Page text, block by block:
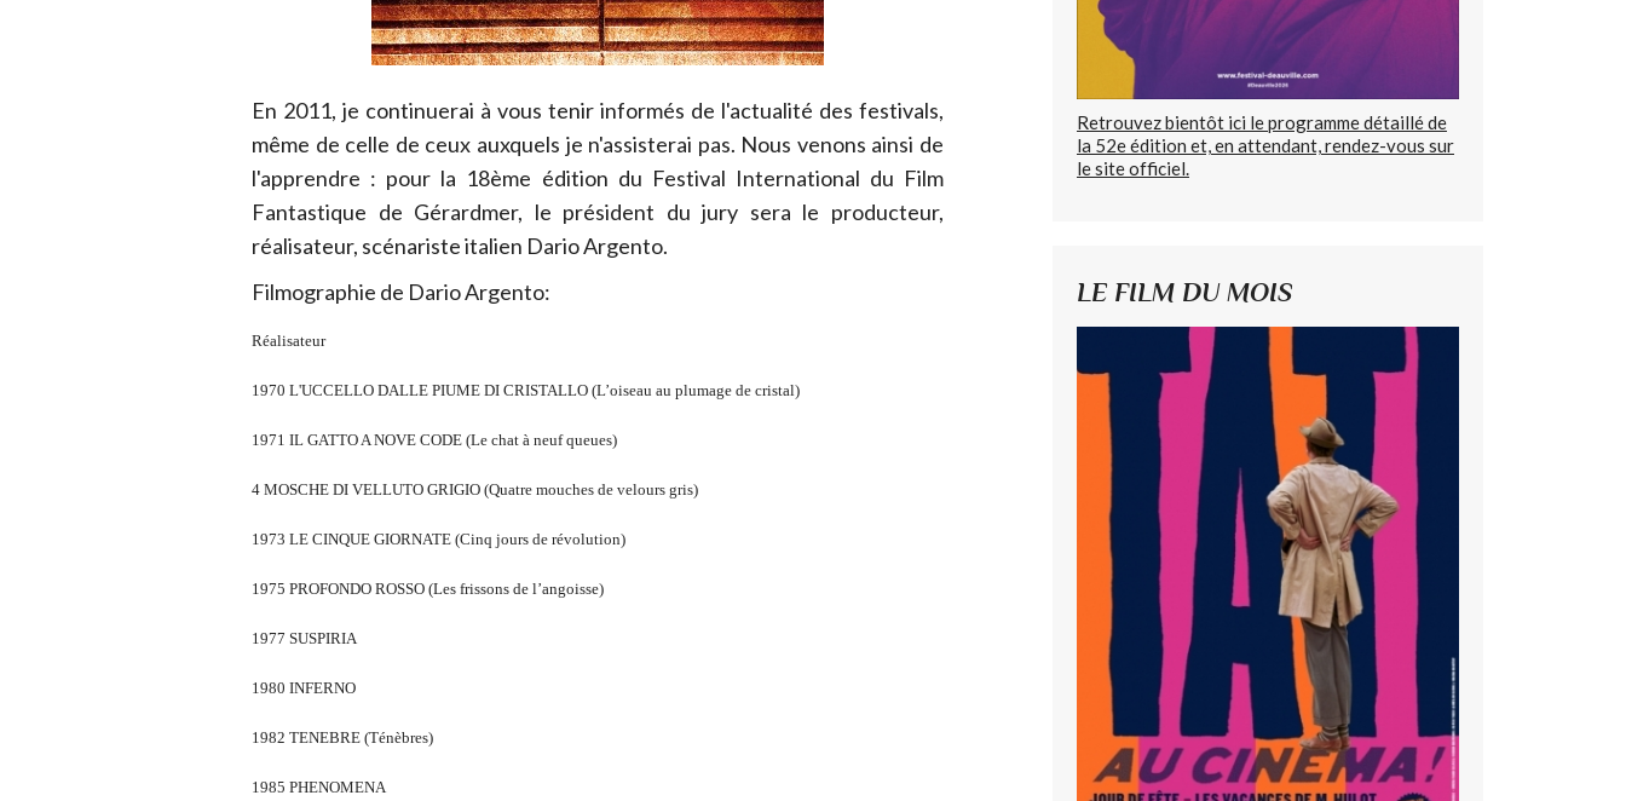
En 2011, je continuerai à vous tenir informés de l'actualité des festivals,
même de celle de ceux auxquels je n'assisterai pas. Nous venons ainsi de
l'apprendre : pour la 18ème édition du Festival International du Film
Fantastique de Gérardmer, le président du jury sera le producteur,
réalisateur, scénariste italien Dario Argento.
Filmographie de Dario Argento:
Réalisateur
1970 L'UCCELLO DALLE PIUME DI CRISTALLO (L’oiseau au plumage de cristal)
1971 IL GATTO A NOVE CODE (Le chat à neuf queues)
4 MOSCHE DI VELLUTO GRIGIO (Quatre mouches de velours gris)
1973 LE CINQUE GIORNATE (Cinq jours de révolution)
1975 PROFONDO ROSSO (Les frissons de l’angoisse)
1977 SUSPIRIA
1980 INFERNO
1982 TENEBRE (Ténèbres)
1985 PHENOMENA
Retrouvez bientôt ici le programme détaillé de
la 52e édition et, en attendant, rendez-vous sur
le site officiel.
LE FILM DU MOIS